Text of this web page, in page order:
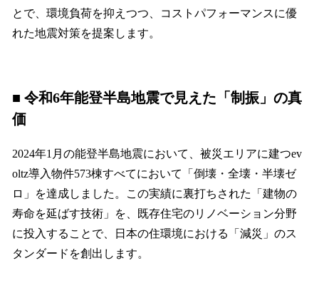
とで、環境負荷を抑えつつ、コストパフォーマンスに優
れた地震対策を提案します。
■ 令和6年能登半島地震で見えた「制振」の真
価
2024年1月の能登半島地震において、被災エリアに建つev
oltz導入物件573棟すべてにおいて「倒壊・全壊・半壊ゼ
ロ」を達成しました。この実績に裏打ちされた「建物の
寿命を延ばす技術」を、既存住宅のリノベーション分野
に投入することで、日本の住環境における「減災」のス
タンダードを創出します。